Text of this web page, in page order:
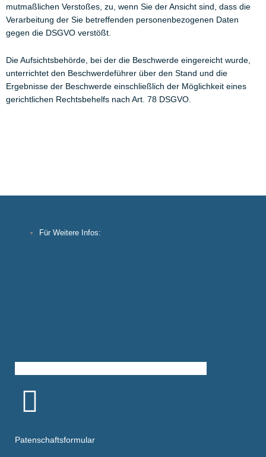
mutmaßlichen Verstoßes, zu, wenn Sie der Ansicht sind, dass die
Verarbeitung der Sie betreffenden personenbezogenen Daten
gegen die DSGVO verstößt.
Die Aufsichtsbehörde, bei der die Beschwerde eingereicht wurde,
unterrichtet den Beschwerdeführer über den Stand und die
Ergebnisse der Beschwerde einschließlich der Möglichkeit eines
gerichtlichen Rechtsbehelfs nach Art. 78 DSGVO.
Für Weitere Infos:
Patenschaftsformular